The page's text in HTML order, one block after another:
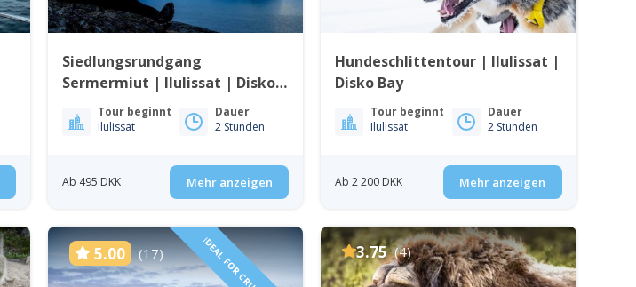
Siedlungsrundgang
Sermermiut | Ilulissat | Disko
Tour beginnt
Ilulissat
Dauer
2 Stunden
Ab 495 DKK Mehr anzeigen
Hundeschlittentour | Ilulissat |
Disko Bay
Tour beginnt
Ilulissat
Dauer
2 Stunden
Ab 2 200 DKK Mehr anzeigen
5.00 (17) 3.75 (4)